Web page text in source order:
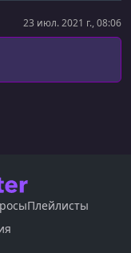
23 июл. 2021 г., 08:06
Плейлисты